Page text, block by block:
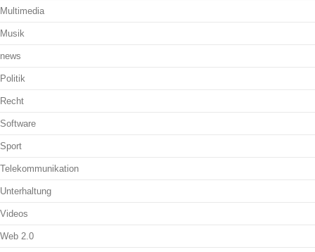
Multimedia
Musik
news
Politik
Recht
Software
Sport
Telekommunikation
Unterhaltung
Videos
Web 2.0